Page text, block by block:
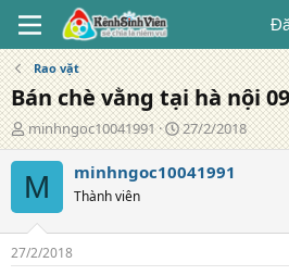
Rao vặt
Bán chè vằng tại hà nội
T
á
c
g
ả
minhngoc10041991
N
g
à
g
27/2/2018
M minhngoc10041991
Thành viên
27/2/2018